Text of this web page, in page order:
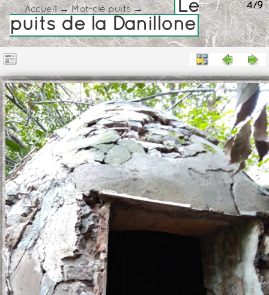
4/9
Accueil→Mot-clé puits→
Le
puits de la Danillone